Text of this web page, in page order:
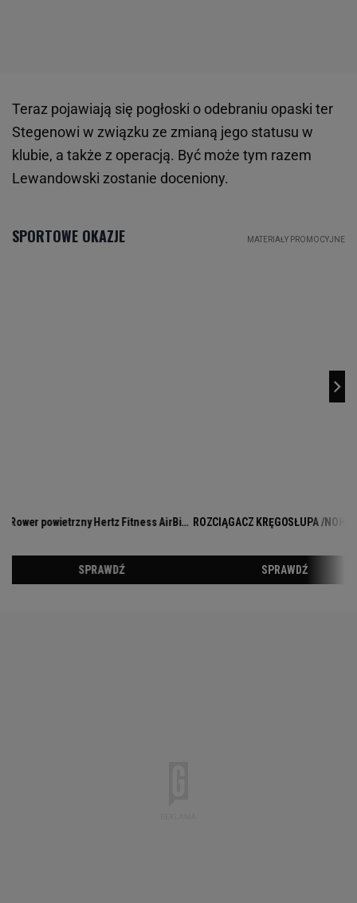
Teraz pojawiają się pogłoski o odebraniu opaski ter
Stegenowi w związku ze zmianą jego statusu w
klubie, a także z operacją. Być może tym razem
Lewandowski zostanie doceniony.